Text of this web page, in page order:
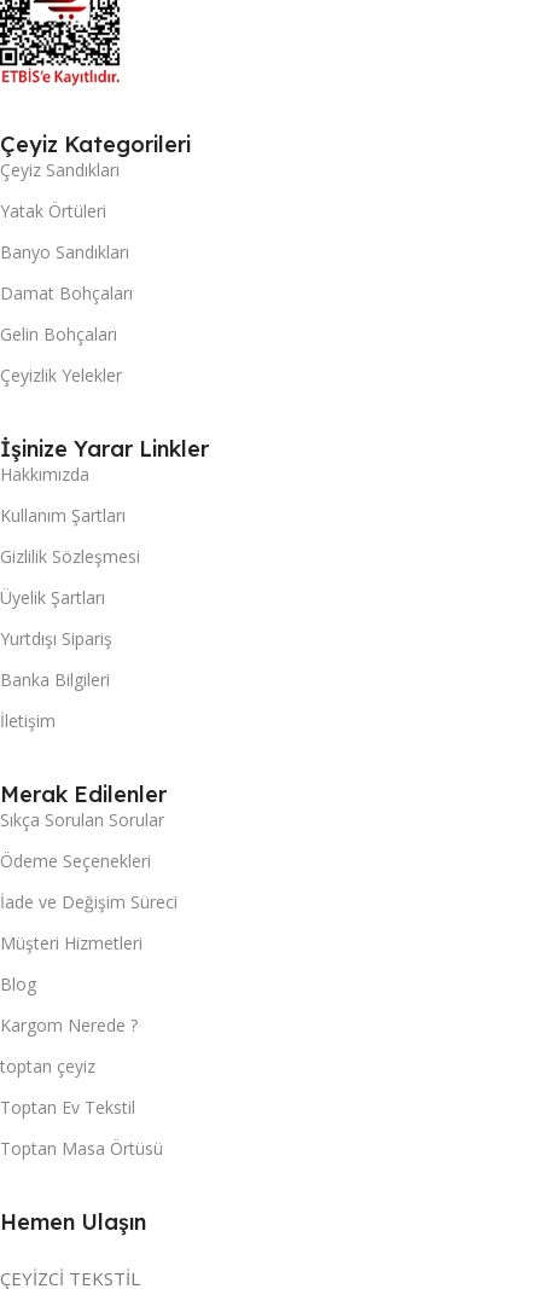
Çeyiz Kategorileri
Çeyiz Sandıkları
Yatak Örtüleri
Banyo Sandıkları
Damat Bohçaları
Gelin Bohçaları
Çeyizlik Yelekler
İşinize Yarar Linkler
Hakkımızda
Kullanım Şartları
Gizlilik Sözleşmesi
Üyelik Şartları
Yurtdışı Sipariş
Banka Bilgileri
İletişim
Merak Edilenler
Sıkça Sorulan Sorular
Ödeme Seçenekleri
İade ve Değişim Süreci
Müşteri Hizmetleri
Blog
Kargom Nerede ?
toptan çeyiz
Toptan Ev Tekstil
Toptan Masa Örtüsü
Hemen Ulaşın
ÇEYİZCİ TEKSTİL